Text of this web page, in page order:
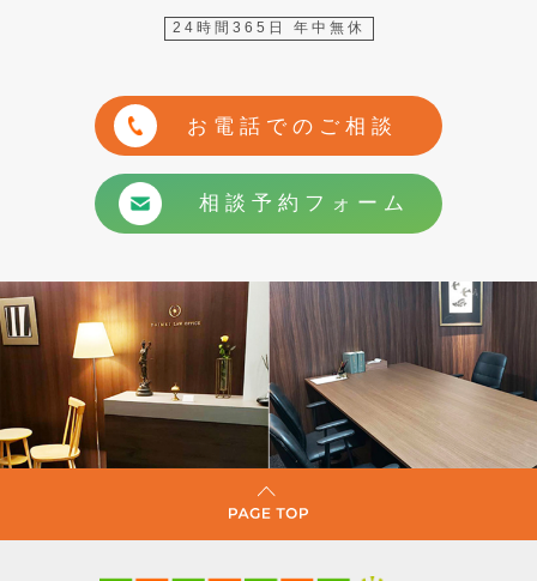
24時間365日 年中無休
お電話でのご相談
相談予約フォーム